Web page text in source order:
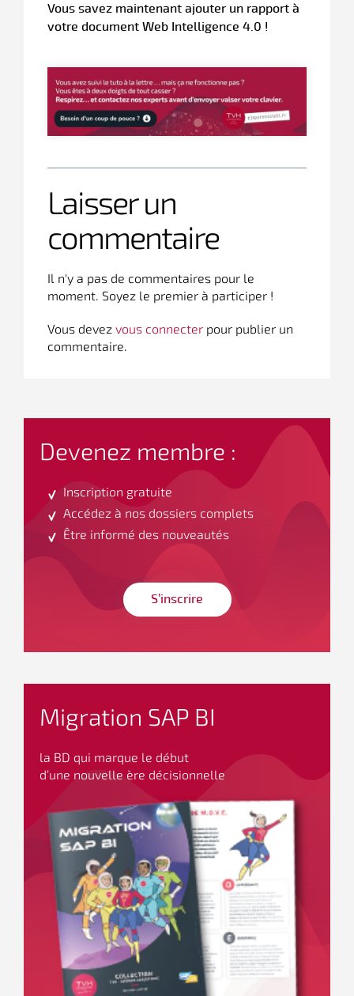
Vous savez maintenant ajouter un rapport à
votre document Web Intelligence 4.0 !
Laisser un
commentaire
Il n'y a pas de commentaires pour le
moment. Soyez le premier à participer !
Vous devez vous connecter pour publier un
commentaire.
Devenez membre :
Inscription gratuite
Accédez à nos dossiers complets
Être informé des nouveautés
S’inscrire
Migration SAP BI
la BD qui marque le début
d’une nouvelle ère décisionnelle